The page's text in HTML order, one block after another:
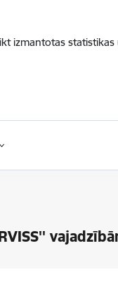
izmantotas